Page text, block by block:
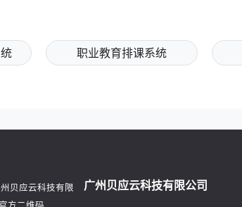
职业教育排课系统
广州贝应云科技有限公司